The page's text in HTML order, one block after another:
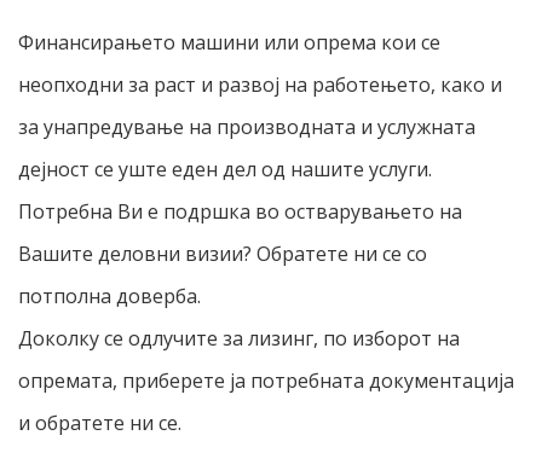
Финансирањето машини или опрема кои се
неопходни за раст и развој на работењето, како и
за унапредување на производната и услужната
дејност се уште еден дел од нашите услуги.
Потребна Ви е подршка во остварувањето на
Вашите деловни визии? Обратете ни се со
потполна доверба.
Доколку се одлучите за лизинг, по изборот на
опремата, приберете ја потребната документација
и обратете ни се.